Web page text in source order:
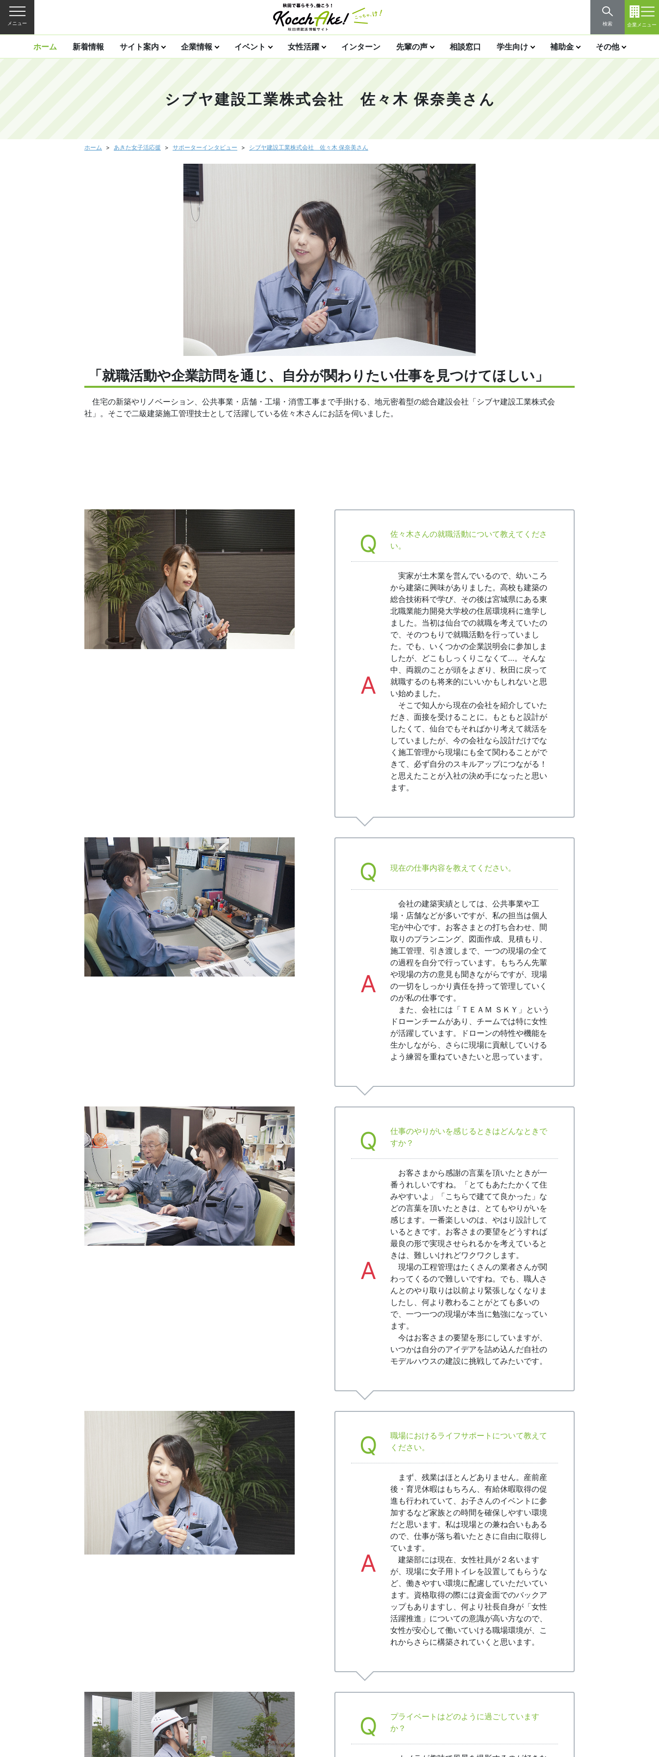
メニュー 検索 企業メニュー
ホーム 新着情報 サイト案内 企業情報 イベント 女性活躍 インターン 先輩の声 相談窓口 学生向け 補助金 その他
シブヤ建設工業株式会社 佐々木 保奈美さん
ホーム あきた女子活応援 サポーターインタビュー シブヤ建設工業株式会社 佐々木 保奈美さん
「就職活動や企業訪問を通じ、自分が関わりたい仕事を見つけてほしい」
住宅の新築やリノベーション、公共事業・店舗・工場・消雪工事まで手掛ける、地元密着型の総合建設会社「シブヤ建設工業株式会
社」。そこで二級建築施工管理技士として活躍している佐々木さんにお話を伺いました。
Q
佐々木さんの就職活動について教えてくださ
い。
A
実家が土木業を営んでいるので、幼いころ
から建築に興味がありました。高校も建築の
総合技術科で学び、その後は宮城県にある東
北職業能力開発大学校の住居環境科に進学し
ました。当初は仙台での就職を考えていたの
で、そのつもりで就職活動を行っていまし
た。でも、いくつかの企業説明会に参加しま
したが、どこもしっくりこなくて…。そんな
中、両親のことが頭をよぎり、秋田に戻って
就職するのも将来的にいいかもしれないと思
い始めました。
そこで知人から現在の会社を紹介していた
だき、面接を受けることに。もともと設計が
したくて、仙台でもそればかり考えて就活を
していましたが、今の会社なら設計だけでな
く施工管理から現場にも全て関わることがで
きて、必ず自分のスキルアップにつながる！
と思えたことが入社の決め手になったと思い
ます。
Q 現在の仕事内容を教えてください。
A
会社の建築実績としては、公共事業や工
場・店舗などが多いですが、私の担当は個人
宅が中心です。お客さまとの打ち合わせ、間
取りのプランニング、図面作成、見積もり、
施工管理、引き渡しまで、一つの現場の全て
の過程を自分で行っています。もちろん先輩
や現場の方の意見も聞きながらですが、現場
の一切をしっかり責任を持って管理していく
のが私の仕事です。
また、会社には「ＴＥＡＭ ＳＫＹ」という
ドローンチームがあり、チームでは特に女性
が活躍しています。ドローンの特性や機能を
生かしながら、さらに現場に貢献していける
よう練習を重ねていきたいと思っています。
Q
仕事のやりがいを感じるときはどんなときで
すか？
A
お客さまから感謝の言葉を頂いたときが一
番うれしいですね。「とてもあたたかくて住
みやすいよ」「こちらで建てて良かった」な
どの言葉を頂いたときは、とてもやりがいを
感じます。一番楽しいのは、やはり設計して
いるときです。お客さまの要望をどうすれば
最良の形で実現させられるかを考えていると
きは、難しいけれどワクワクします。
現場の工程管理はたくさんの業者さんが関
わってくるので難しいですね。でも、職人さ
んとのやり取りは以前より緊張しなくなりま
したし、何より教わることがとても多いの
で、一つ一つの現場が本当に勉強になってい
ます。
今はお客さまの要望を形にしていますが、
いつかは自分のアイデアを詰め込んだ自社の
モデルハウスの建設に挑戦してみたいです。
Q
職場におけるライフサポートについて教えて
ください。
A
まず、残業はほとんどありません。産前産
後・育児休暇はもちろん、有給休暇取得の促
進も行われていて、お子さんのイベントに参
加するなど家族との時間を確保しやすい環境
だと思います。私は現場との兼ね合いもある
ので、仕事が落ち着いたときに自由に取得し
ています。
建築部には現在、女性社員が２名います
が、現場に女子用トイレを設置してもらうな
ど、働きやすい環境に配慮していただいてい
ます。資格取得の際には資金面でのバックア
ップもありますし、何より社長自身が「女性
活躍推進」についての意識が高い方なので、
女性が安心して働いていける職場環境が、こ
れからさらに構築されていくと思います。
Q
プライベートはどのように過ごしています
か？